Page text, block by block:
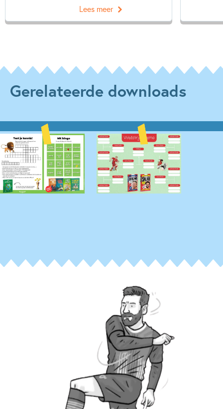
Lees meer
Gerelateerde downloads